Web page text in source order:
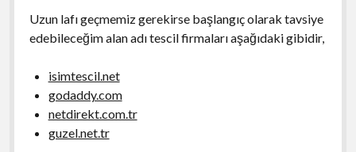
Uzun lafı geçmemiz gerekirse başlangıç olarak tavsiye
edebileceğim alan adı tescil firmaları aşağıdaki gibidir,
isimtescil.net
godaddy.com
netdirekt.com.tr
guzel.net.tr